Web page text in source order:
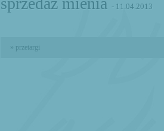
- 11.04.2013
» przetargi